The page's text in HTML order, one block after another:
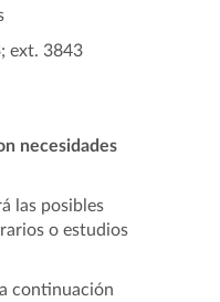
ext. 3843
necesidades
las posibles
o estudios
continuación